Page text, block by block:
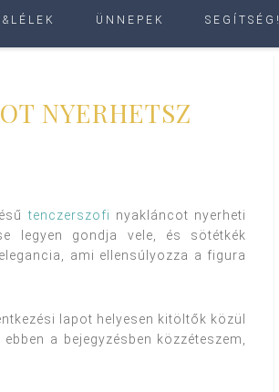
ÜNNEPEK SEGÍTSÉG!
NYERHETSZ
tenczerszofi nyakláncot nyerheti
legyen gondja vele, és sötétkék
ami ellensúlyozza a figura
lapot helyesen kitöltők közül
a bejegyzésben közzéteszem,